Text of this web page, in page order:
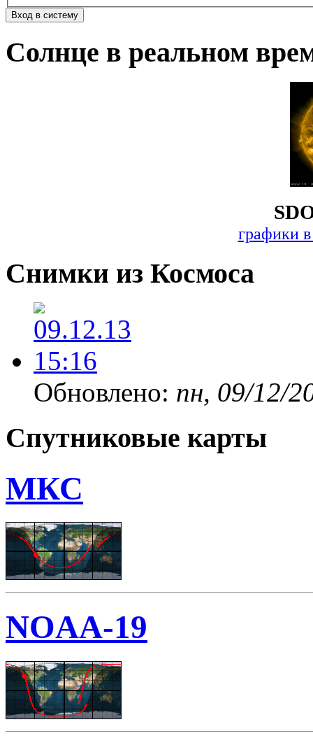
Солнце в реальном
графики
Снимки из Космоса
Обновлено: пн, 09/12/
Спутниковые карты
МКС
NOAA-19